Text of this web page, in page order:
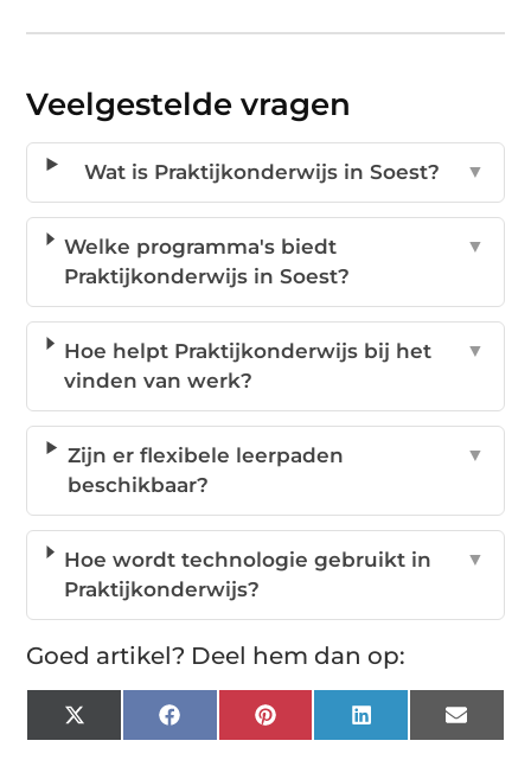
Veelgestelde vragen
Wat is Praktijkonderwijs in Soest? ▼
Welke programma's biedt
Praktijkonderwijs in Soest?
▼
Hoe helpt Praktijkonderwijs bij het
vinden van werk?
▼
Zijn er flexibele leerpaden
beschikbaar?
▼
Hoe wordt technologie gebruikt in
Praktijkonderwijs?
▼
Goed artikel? Deel hem dan op:
X
(Twitter)
FacebookPinterest LinkedIn Email